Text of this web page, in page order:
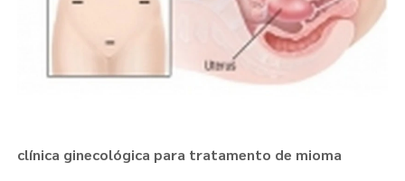
clínica ginecológica para tratamento de mioma